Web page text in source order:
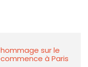
sur le
à Paris